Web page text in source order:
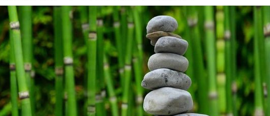
【柴俊子事務所】
の占い師：柴 俊子先生